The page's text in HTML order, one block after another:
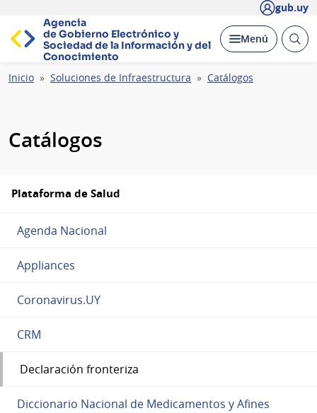
gub.uy
Agencia
de Gobierno Electrónico y
Sociedad de la Información y del
Conocimiento
Desplegar
Menú Abrir
Ruta
Inicio Soluciones de Infraestructura Catálogos
Catálogos
Plataforma de Salud
Agenda Nacional
Appliances
Coronavirus.UY
CRM
Declaración fronteriza
Diccionario Nacional de Medicamentos y Afines